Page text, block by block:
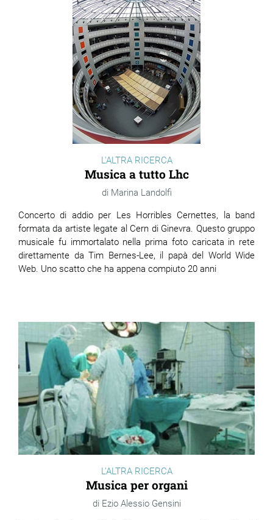
L'ALTRA RICERCA
Musica a tutto Lhc
Marina Landolfi
Concerto di addio per Les Horribles Cernettes, la band
formata da artiste legate al Cern di Ginevra. Questo gruppo
musicale fu immortalato nella prima foto caricata in rete
direttamente da Tim Bernes-Lee, il papà del World Wide
Web. Uno scatto che ha appena compiuto 20 anni
L'ALTRA RICERCA
Musica per organi
Ezio Alessio Gensini